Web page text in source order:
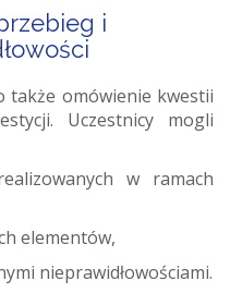
i
także omówienie kwestii
Uczestnicy mogli
w ramach
elementów,
nieprawidłowościami.